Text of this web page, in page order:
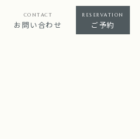
CONTACT
お問い合わせ
RESERVATION
ご予約